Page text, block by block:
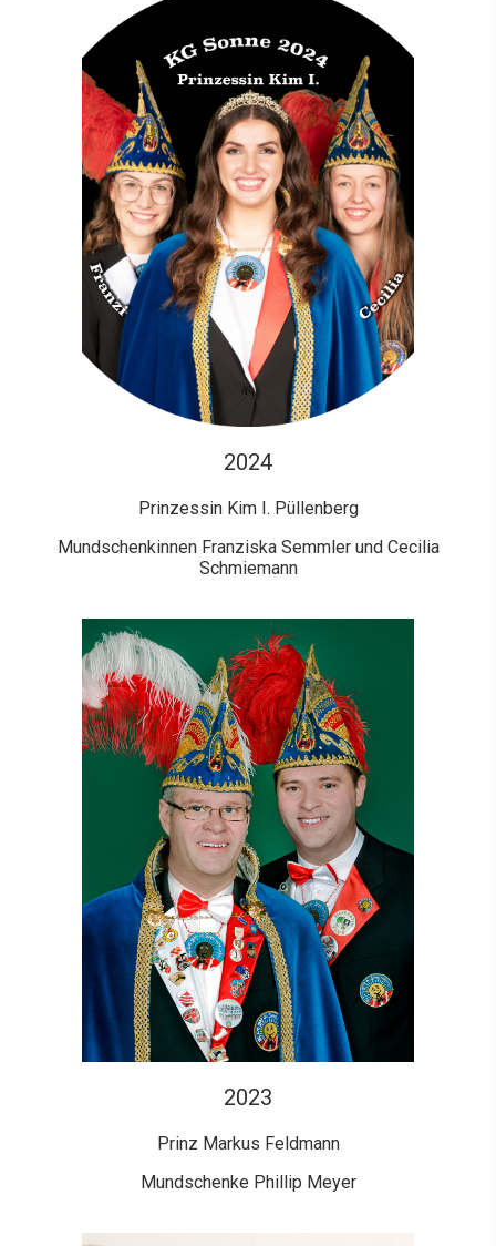
2024
Prinzessin Kim I. Püllenberg
Mundschenkinnen Franziska Semmler und Cecilia
Schmiemann
2023
Prinz Markus Feldmann
Mundschenke Phillip Meyer